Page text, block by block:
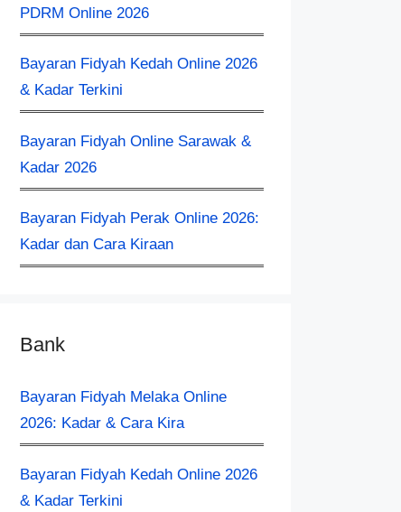
PDRM Online 2026
Bayaran Fidyah Kedah Online 2026
& Kadar Terkini
Bayaran Fidyah Online Sarawak &
Kadar 2026
Bayaran Fidyah Perak Online 2026:
Kadar dan Cara Kiraan
Bank
Bayaran Fidyah Melaka Online
2026: Kadar & Cara Kira
Bayaran Fidyah Kedah Online 2026
& Kadar Terkini